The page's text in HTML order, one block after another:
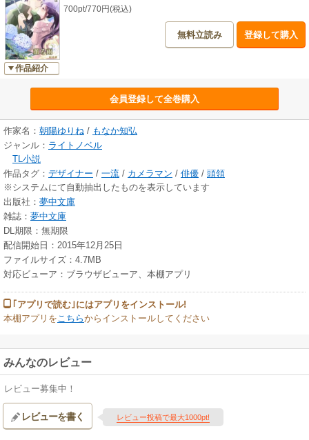
作品紹介
700pt/770円(税込)
無料立読み 登録して購入
会員登録して全巻購入
作家名： 朝陽ゆりね / もなか知弘
ジャンル： ライトノベル
TL小説
作品タグ： デザイナー / 一流 / カメラマン / 俳優 / 頭領
※システムにて自動抽出したものを表示しています
出版社： 夢中文庫
雑誌： 夢中文庫
DL期限：無期限
配信開始日：2015年12月25日
ファイルサイズ：4.7MB
対応ビューア：ブラウザビューア、本棚アプリ
｢アプリで読む｣にはアプリをインストール!
本棚アプリを こちらからインストールしてください
みんなのレビュー
レビュー募集中！
レビューを書く レビュー投稿で最大1000pt!